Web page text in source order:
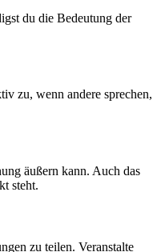
du die Bedeutung der
zu, wenn andere‌ sprechen,⁤
äußern kann. Auch das
steht.
zu‍ teilen. Veranstalte